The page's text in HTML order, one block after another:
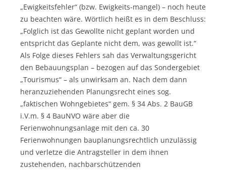
„Ewigkeitsfehler“ (bzw. Ewigkeits-mangel) – noch heute
zu beachten wäre. Wörtlich heißt es in dem Beschluss:
„Folglich ist das Gewollte nicht geplant worden und
entspricht das Geplante nicht dem, was gewollt ist.“
Als Folge dieses Fehlers sah das Verwaltungsgericht
den Bebauungsplan – bezogen auf das Sondergebiet
„Tourismus“ – als unwirksam an. Nach dem dann
heranzuziehenden Planungsrecht eines sog.
„faktischen Wohngebietes“ gem. § 34 Abs. 2 BauGB
i.V.m. § 4 BauNVO wäre aber die
Ferienwohnungsanlage mit den ca. 30
Ferienwohnungen bauplanungsrechtlich unzulässig
und verletze die Antragsteller in dem ihnen
zustehenden, nachbarschützenden